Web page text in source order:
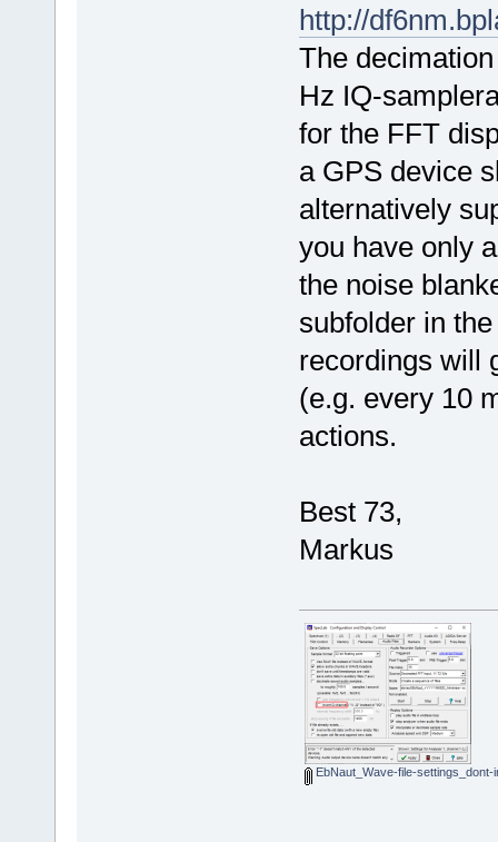
http://
The
Hz IQ-
for the FFT
a GPS device
alternatively
you have only
the noise
subfolder in
recordings will
(e.g. every 10
actions.
Best 73,
Markus
EbNaut_Wave-file-settings_dont-